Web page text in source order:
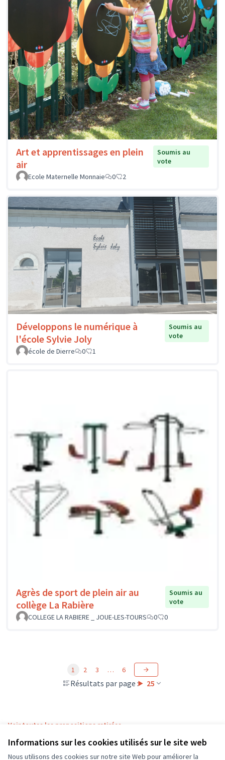
Informations sur les cookies utilisés sur le site web
Nous utilisons des cookies sur notre site Web pour améliorer la
Art et apprentissages en plein
air
Soumis au
vote
Ecole Maternelle Monnaie
0 2
Développons le numérique à
l'école Sylvie Joly
Soumis au
vote
école de Dierre
0 1
Agrès de sport de plein air au
collège La Rabière
Soumis au
vote
COLLEGE LA RABIERE _ JOUE-LES-TOURS
0 0
Résultats par page : 25
1 2 3 … 6
Voir toutes les propositions retirées